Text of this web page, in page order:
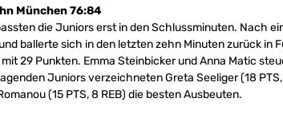
München 76:84
die Juniors erst in den Schlussminuten. Nach
ballerte sich in den letzten zehn Minuten zurück in
29 Punkten. Emma Steinbicker und Anna Matic
Juniors verzeichneten Greta Seeliger (18
(15 PTS, 8 REB) die besten Ausbeuten.